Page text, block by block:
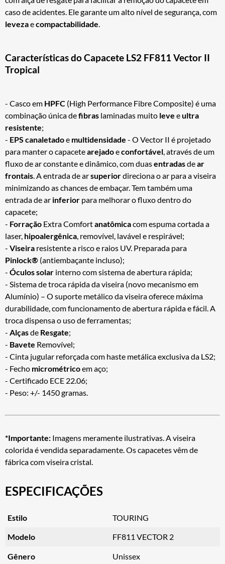
caso de acidentes. Ele garante um alto nível de segurança, com
levezaecompactabilidade.
Características do Capacete LS2 FF811 Vector II
Tropical
- Casco em HPFC (High Performance Fibre Composite) é uma
combinação única defibras laminadas muito leve eultra
resistente;
- EPS canaletadoe multidensidade - O Vector II é projetado
para manter o capacetearejadoeconfortável , através de um
fluxo de ar constante e dinâmico, com duasentradasdear
frontais . A entrada de arsuperiordireciona o ar para a viseira
minimizando as chances de embaçar. Tem também uma
entrada de ar inferior para melhorar o fluxo dentro do
capacete;
- Forração Extra Comfortanatômicacom espuma cortada a
laser, hipoalergênica , removível, lavável e respirável;
- Viseira resistente a risco e raios UV. Preparada para
Pinlock® (antiembaçante incluso);
- Óculos solar interno com sistema de abertura rápida;
- Sistema de troca rápida da viseira (novo mecanismo em
Alumínio) – O suporte metálico da viseira oferece máxima
durabilidade, com funcionamento de abertura rápida e fácil. A
troca dispensa o uso de ferramentas;
- Alçasde Resgate;
- Bavete Removível;
- Cinta jugular reforçada com haste metálica exclusiva da LS2;
- Fecho micrométricoem aço;
- Certificado ECE 22.06;
- Peso: +/- 1450 gramas.
*Importante: Imagens meramente ilustrativas. A viseira
colorida é vendida separadamente. Os capacetes vêm de
fábrica com viseira cristal.
ESPECIFICAÇÕES
Estilo TOURING
Modelo FF811 VECTOR 2
Gênero Unissex